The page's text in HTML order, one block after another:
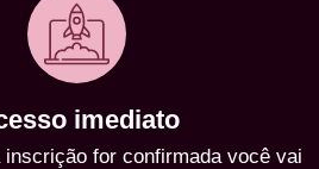
imediato
for confirmada você vai